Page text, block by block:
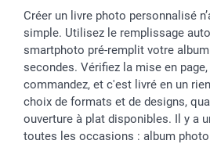
Créer un livre photo personnalisé
simple. Utilisez le remplissage
smartphoto pré-remplit votre
secondes. Vérifiez la mise en
commandez, et c'est livré en un
choix de formats et de designs,
ouverture à plat disponibles. Il y a
toutes les occasions : album